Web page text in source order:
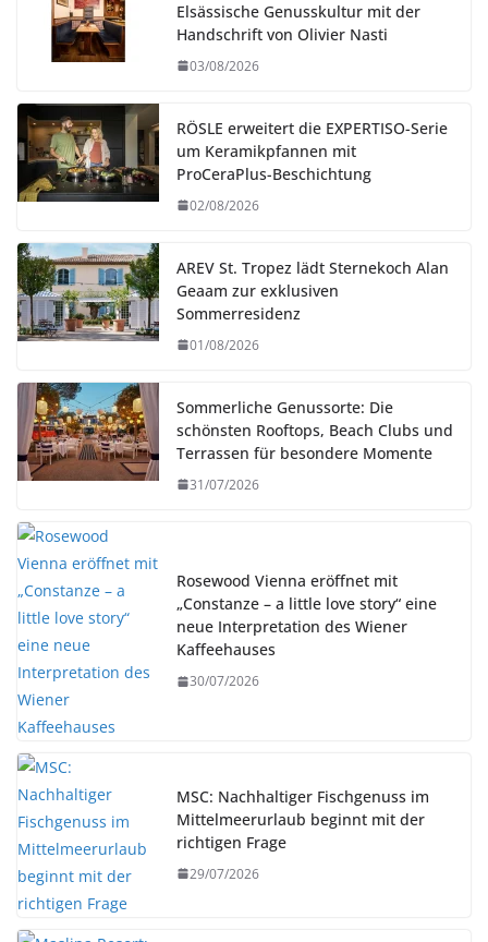
Elsässische Genusskultur mit der
Handschrift von Olivier Nasti
03/08/2026
RÖSLE erweitert die EXPERTISO-Serie
um Keramikpfannen mit
ProCeraPlus-Beschichtung
02/08/2026
AREV St. Tropez lädt Sternekoch Alan
Geaam zur exklusiven
Sommerresidenz
01/08/2026
Sommerliche Genussorte: Die
schönsten Rooftops, Beach Clubs und
Terrassen für besondere Momente
31/07/2026
Rosewood Vienna eröffnet mit
„Constanze – a little love story“ eine
neue Interpretation des Wiener
Kaffeehauses
30/07/2026
MSC: Nachhaltiger Fischgenuss im
Mittelmeerurlaub beginnt mit der
richtigen Frage
29/07/2026